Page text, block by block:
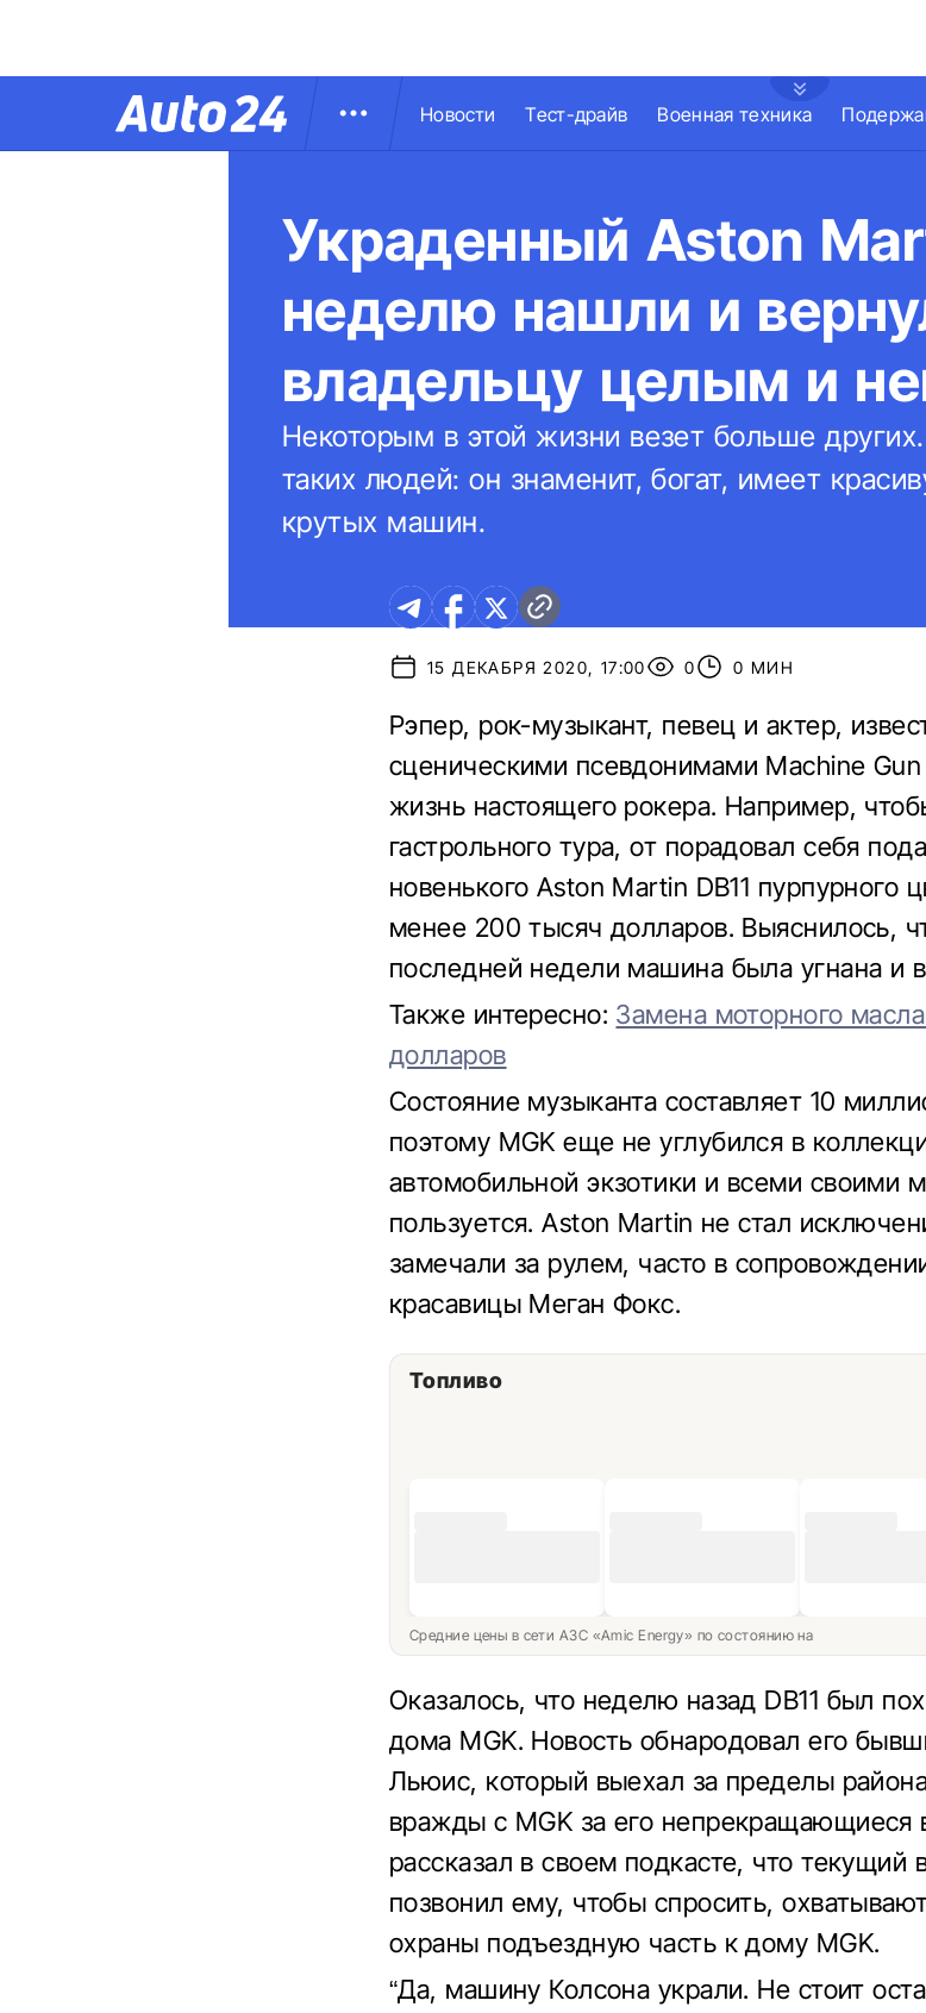
Новости Тест-драйв Военная техника
Украденный Aston
неделю нашли и
владельцу целым и
Некоторым в этой жизни везет больше
таких людей: он знаменит, богат, имеет
крутых машин.
15 ДЕКАБРЯ 2020, 17:00 0 0 МИН
Рэпер, рок-музыкант, певец и актер,
сценическими псевдонимами Machine
жизнь настоящего рокера. Например,
гастрольного тура, от порадовал себя
новенького Aston Martin DB11 пурпурного
менее 200 тысяч долларов. Выяснилось,
последней недели машина была угнана и
Также интересно: Замена моторного
долларов
Состояние музыканта составляет 10
поэтому MGK еще не углубился в
автомобильной экзотики и всеми своими
пользуется. Aston Martin не стал
замечали за рулем, часто в
красавицы Меган Фокс.
Топливо
Средние цены в сети АЗС «Amic Energy» по состоянию на
Оказалось, что неделю назад DB11 был
дома MGK. Новость обнародовал его
Льюис, который выехал за пределы
вражды с MGK за его непрекращающиеся
рассказал в своем подкасте, что текущий
позвонил ему, чтобы спросить,
охраны подъездную часть к дому MGK.
“Да, машину Колсона украли. Не стоит